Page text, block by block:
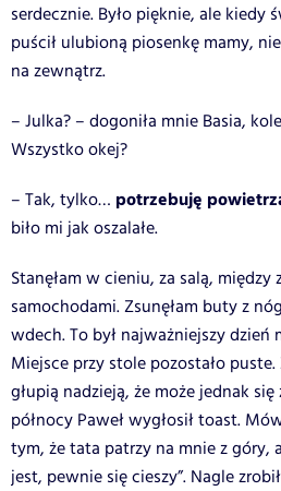
serdecznie. Było pięknie, ale kiedy
puścił ulubioną piosenkę mamy,
na zewnątrz.
– Julka? – dogoniła mnie Basia,
Wszystko okej?
– Tak, tylko… potrzebuję
biło mi jak oszalałe.
Stanęłam w cieniu, za salą, między
samochodami. Zsunęłam buty z
wdech. To był najważniejszy dzień
Miejsce przy stole pozostało
głupią nadzieją, że może jednak się
północy Paweł wygłosił toast.
tym, że tata patrzy na mnie z góry,
jest, pewnie się cieszy”. Nagle